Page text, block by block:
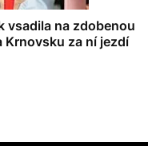
vsadila na zdobenou
Krnovsku za ní jezdí